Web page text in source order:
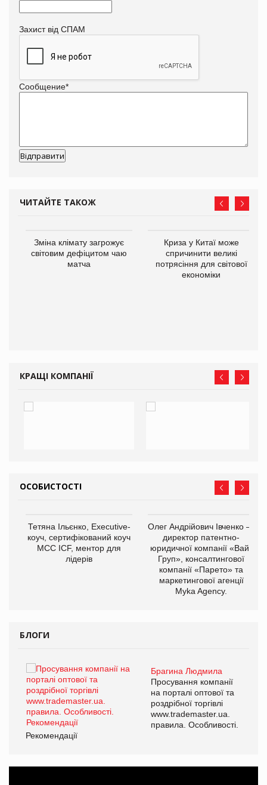
Захист від СПАМ
Сообщение*
ЧИТАЙТЕ ТАКОЖ
Зміна клімату загрожує
світовим дефіцитом чаю
матча
Криза у Китаї може
спричинити великі
потрясіння для світової
економіки
КРАЩІ КОМПАНІЇ
ОСОБИСТОСТІ
Тетяна Ільєнко, Executive-
коуч, сертифікований коуч
МСС ICF, ментор для
лідерів
Олег Андрійович Івченко —
директор патентно-
юридичної компанії «Вайз
Груп», консалтингової
компанії «Парето» та
маркетингової агенції
Myka Agency.
БЛОГИ
Брагина Людмила
Просування компанії
на порталі оптової та
роздрібної торгівлі
www.trademaster.ua.
правила. Особливості.
Рекомендації